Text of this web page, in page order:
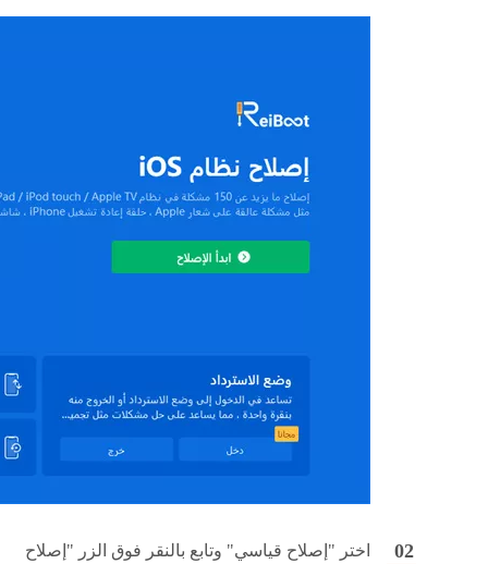
اختر "إصلاح قياسي" وتابع بالنقر فوق الزر "إصلاح